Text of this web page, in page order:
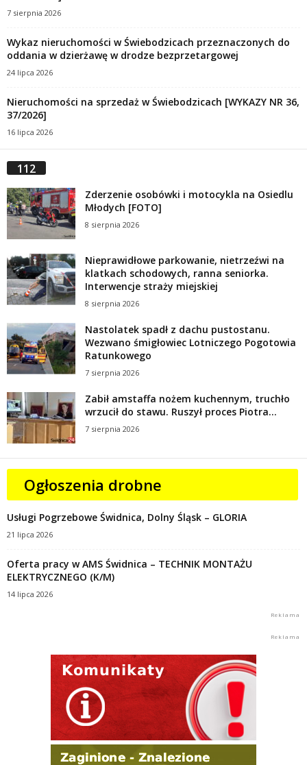
7 sierpnia 2026
Wykaz nieruchomości w Świebodzicach przeznaczonych do
oddania w dzierżawę w drodze bezprzetargowej
24 lipca 2026
Nieruchomości na sprzedaż w Świebodzicach [WYKAZY NR 36,
37/2026]
16 lipca 2026
112
Zderzenie osobówki i motocykla na Osiedlu
Młodych [FOTO]
8 sierpnia 2026
Nieprawidłowe parkowanie, nietrzeźwi na
klatkach schodowych, ranna seniorka.
Interwencje straży miejskiej
8 sierpnia 2026
Nastolatek spadł z dachu pustostanu.
Wezwano śmigłowiec Lotniczego Pogotowia
Ratunkowego
7 sierpnia 2026
Zabił amstaffa nożem kuchennym, truchło
wrzucił do stawu. Ruszył proces Piotra...
7 sierpnia 2026
Ogłoszenia drobne
Usługi Pogrzebowe Świdnica, Dolny Śląsk – GLORIA
21 lipca 2026
Oferta pracy w AMS Świdnica – TECHNIK MONTAŻU
ELEKTRYCZNEGO (K/M)
14 lipca 2026